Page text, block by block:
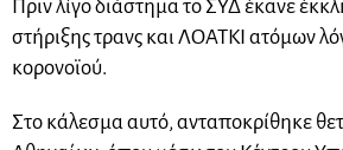
Πριν λίγο διάστημα το ΣΥΔ έκανε
στήριξης τρανς και ΛΟΑΤΚΙ ατόμων
κορονοϊού.
Στο κάλεσμα αυτό, ανταποκρίθηκε